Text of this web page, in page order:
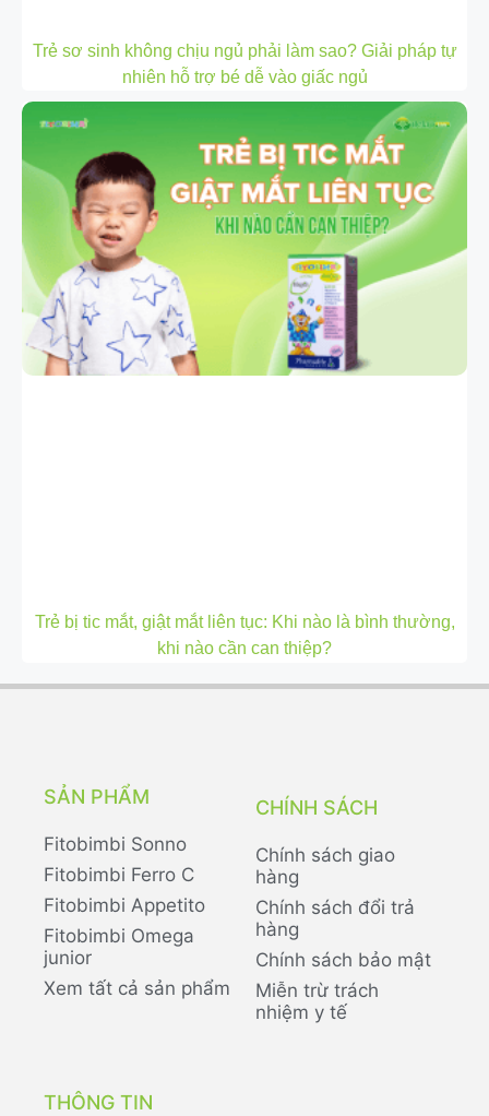
Trẻ sơ sinh không chịu ngủ phải làm sao? Giải pháp tự
nhiên hỗ trợ bé dễ vào giấc ngủ
Trẻ bị tic mắt, giật mắt liên tục: Khi nào là bình thường,
khi nào cần can thiệp?
SẢN PHẨM
Fitobimbi Sonno
Fitobimbi Ferro C
Fitobimbi Appetito
Fitobimbi Omega
junior
Xem tất cả sản phẩm
CHÍNH SÁCH
Chính sách giao
hàng
Chính sách đổi trả
hàng
Chính sách bảo mật
Miễn trừ trách
nhiệm y tế
THÔNG TIN